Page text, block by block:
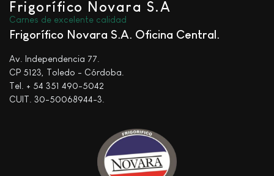
Frigorífico Novara S.A
Carnes de excelente calidad
Frigorífico Novara S.A. Oficina Central
Av. Independencia 77.
CP 5123, Toledo - Córdoba.
Tel. + 54 351 490-5042
CUIT. 30-50068944-3.